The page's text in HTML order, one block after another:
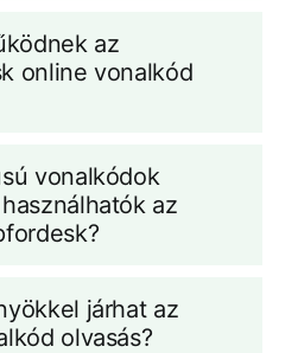
az
online vonalkód
vonalkódok
az
járhat az
olvasás?